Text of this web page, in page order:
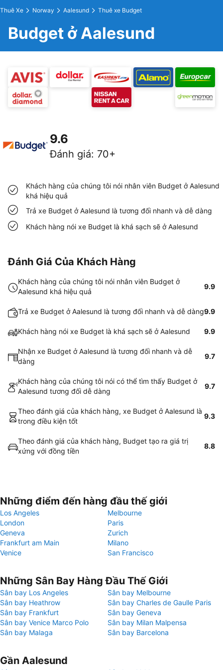
Thuê Xe Norway Aalesund Thuê xe Budget
Budget ở Aalesund
9.6
Đánh giá: 70+
Khách hàng của chúng tôi nói nhân viên Budget ở Aalesund
khá hiệu quả
Trả xe Budget ở Aalesund là tương đối nhanh và dễ dàng
Khách hàng nói xe Budget là khá sạch sẽ ở Aalesund
Đánh Giá Của Khách Hàng
Khách hàng của chúng tôi nói nhân viên Budget ở
Aalesund khá hiệu quả
9.9
Trả xe Budget ở Aalesund là tương đối nhanh và dễ dàng9.9
Khách hàng nói xe Budget là khá sạch sẽ ở Aalesund 9.9
Nhận xe Budget ở Aalesund là tương đối nhanh và dễ
dàng
9.7
Khách hàng của chúng tôi nói có thể tìm thấy Budget ở
Aalesund tương đối dễ dàng
9.7
Theo đánh giá của khách hàng, xe Budget ở Aalesund là
trong điều kiện tốt
9.3
Theo đánh giá của khách hàng, Budget tạo ra giá trị
xứng với đồng tiền
8.8
Những điểm đến hàng đầu thế giới
Los Angeles
Melbourne
London
Paris
Geneva
Zurich
Frankfurt am Main
Milano
Venice
San Francisco
Những Sân Bay Hàng Đầu Thế Giới
Sân bay Los Angeles
Sân bay Melbourne
Sân bay Heathrow
Sân bay Charles de Gaulle Paris
Sân bay Frankfurt
Sân bay Geneva
Sân bay Venice Marco Polo
Sân bay Milan Malpensa
Sân bay Malaga
Sân bay Barcelona
Gần Aalesund